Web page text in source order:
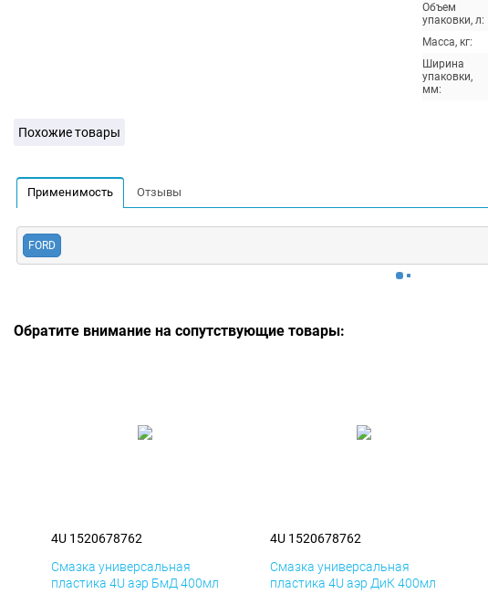
Объем
упаковки, л:
Масса, кг:
Ширина
упаковки,
мм:
Похожие товары
Применимость Отзывы
FORD
Обратите внимание на сопутствующие товары:
4U 1520678762
Смазка универсальная
пластика 4U аэр БмД 400мл
4U 1520678762
Смазка универсальная
пластика 4U аэр ДиК 400мл